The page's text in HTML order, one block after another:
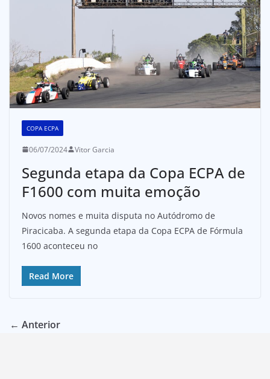
COPA ECPA
06/07/2024 Vitor Garcia
Segunda etapa da Copa ECPA de
F1600 com muita emoção
Novos nomes e muita disputa no Autódromo de
Piracicaba. A segunda etapa da Copa ECPA de Fórmula
1600 aconteceu no
Read More
← Anterior